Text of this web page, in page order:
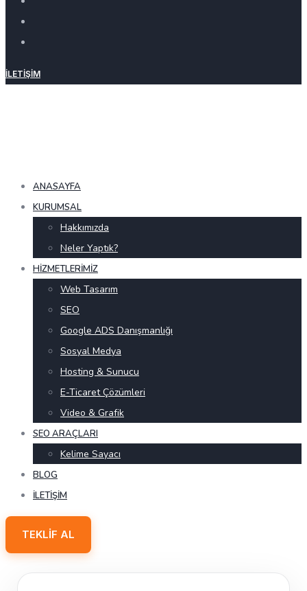
İLETIŞIM
ANASAYFA
KURUMSAL
Hakkımızda
Neler Yaptık?
HIZMETLERIMIZ
Web Tasarım
SEO
Google ADS Danışmanlığı
Sosyal Medya
Hosting & Sunucu
E-Ticaret Çözümleri
Video & Grafik
SEO ARAÇLARI
Kelime Sayacı
BLOG
İLETIŞIM
TEKLIF AL